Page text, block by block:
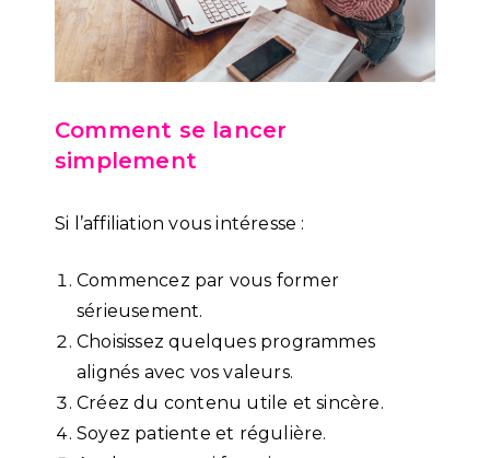
Comment se lancer
simplement
Si l’affiliation vous intéresse :
Commencez par vous former
sérieusement.
Choisissez quelques programmes
alignés avec vos valeurs.
Créez du contenu utile et sincère.
Soyez patiente et régulière.